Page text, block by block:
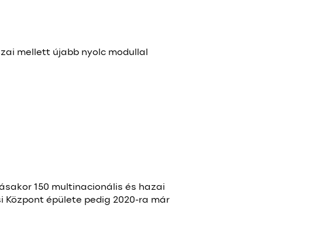
mellett újabb nyolc modullal
150 multinacionális és hazai
épülete pedig 2020-ra már